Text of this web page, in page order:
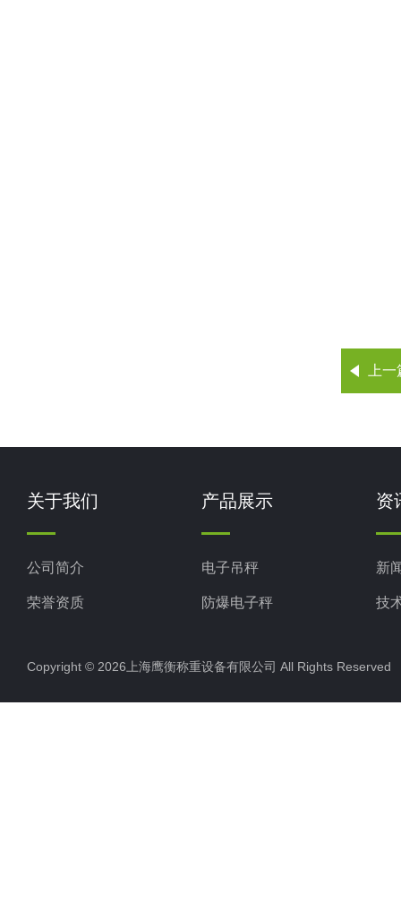
上
关于我们
公司简介
荣誉资质
产品展示
电子吊秤
防爆电子秤
电子汽车衡
电子天平
资
新
技
Copyright © 2026上海鹰衡称重设备有限公司 All Rights